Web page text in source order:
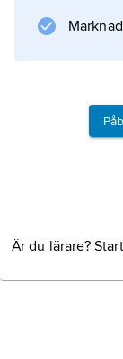
hårdrock
Är du lärare?